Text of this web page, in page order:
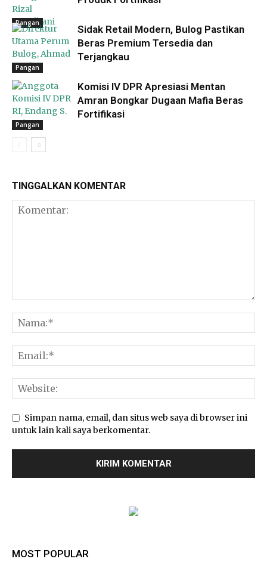
Pangan
Pangan
Sidak Retail Modern, Bulog Pastikan
Beras Premium Tersedia dan
Terjangkau
Pangan
Komisi IV DPR Apresiasi Mentan
Amran Bongkar Dugaan Mafia Beras
Fortifikasi
TINGGALKAN KOMENTAR
Simpan nama, email, dan situs web saya di browser ini
untuk lain kali saya berkomentar.
MOST POPULAR